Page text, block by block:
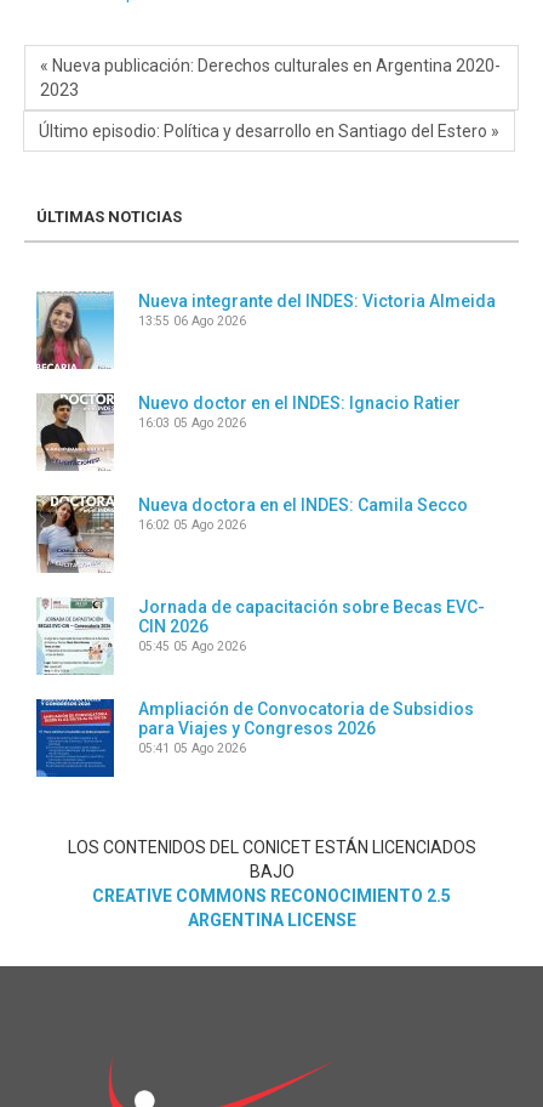
« Nueva publicación: Derechos culturales en Argentina 2020-
2023
Último episodio: Política y desarrollo en Santiago del Estero »
ÚLTIMAS NOTICIAS
Nueva integrante del INDES: Victoria Almeida
13:55 06 Ago 2026
Nuevo doctor en el INDES: Ignacio Ratier
16:03 05 Ago 2026
Nueva doctora en el INDES: Camila Secco
16:02 05 Ago 2026
Jornada de capacitación sobre Becas EVC-
CIN 2026
05:45 05 Ago 2026
Ampliación de Convocatoria de Subsidios
para Viajes y Congresos 2026
05:41 05 Ago 2026
LOS CONTENIDOS DEL CONICET ESTÁN LICENCIADOS
BAJO
CREATIVE COMMONS RECONOCIMIENTO 2.5
ARGENTINA LICENSE